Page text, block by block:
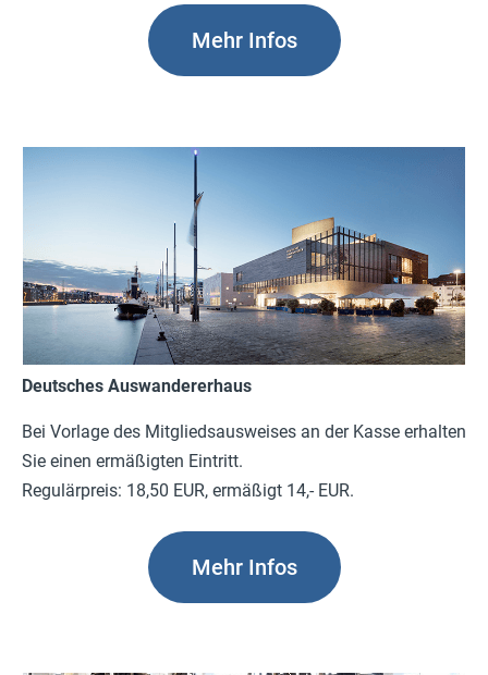
Mehr Infos
Deutsches Auswandererhaus
Bei Vorlage des Mitgliedsausweises an der Kasse erhalten
Sie einen ermäßigten Eintritt.
Regulärpreis: 18,50 EUR, ermäßigt 14,- EUR.
Mehr Infos